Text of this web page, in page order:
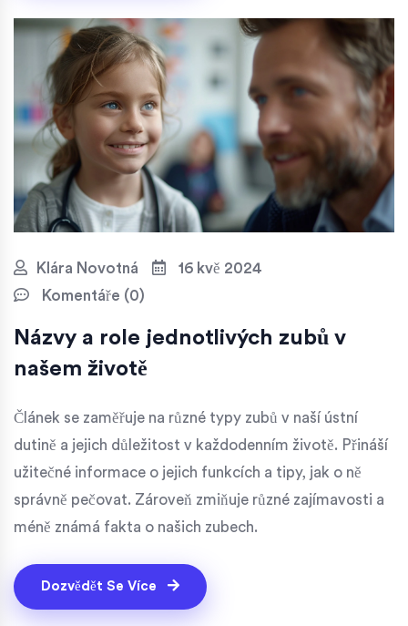
Klára Novotná
16 kvě 2024
Komentáře (0)
Názvy a role jednotlivých zubů v
našem životě
Článek se zaměřuje na různé typy zubů v naší ústní
dutině a jejich důležitost v každodenním životě. Přináší
užitečné informace o jejich funkcích a tipy, jak o ně
správně pečovat. Zároveň zmiňuje různé zajímavosti a
méně známá fakta o našich zubech.
Dozvědět Se Více